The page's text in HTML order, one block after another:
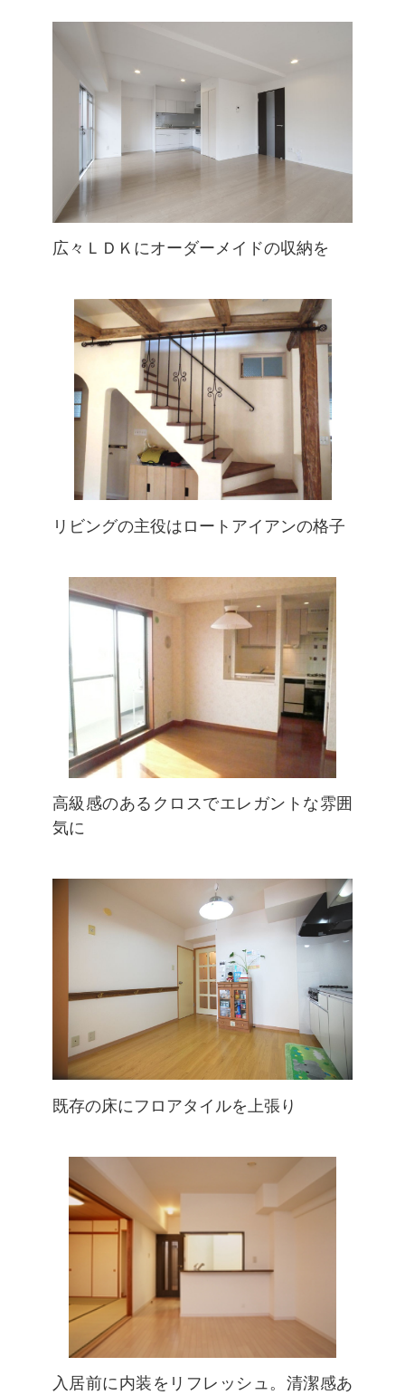
広々ＬＤＫにオーダーメイドの収納を
リビングの主役はロートアイアンの格子
高級感のあるクロスでエレガントな雰囲
気に
既存の床にフロアタイルを上張り
入居前に内装をリフレッシュ。清潔感あ